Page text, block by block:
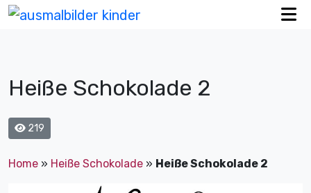
Heiße Schokolade 2
219
Home » Heiße Schokolade » Heiße Schokolade 2